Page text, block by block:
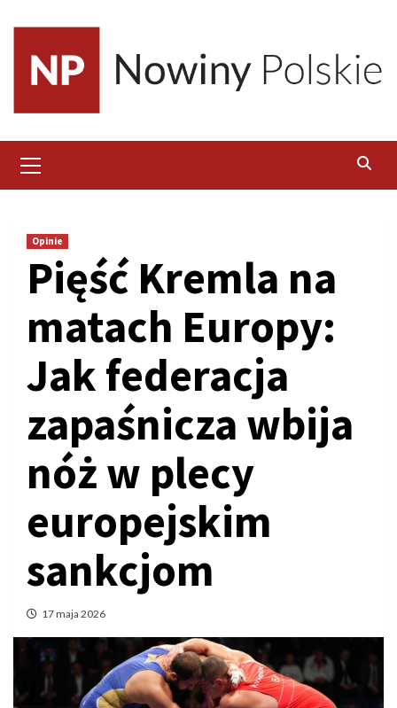
content
Menu
Opinie
Pięść Kremla na
matach Europy:
Jak federacja
zapaśnicza wbija
nóż w plecy
europejskim
sankcjom
17 maja 2026